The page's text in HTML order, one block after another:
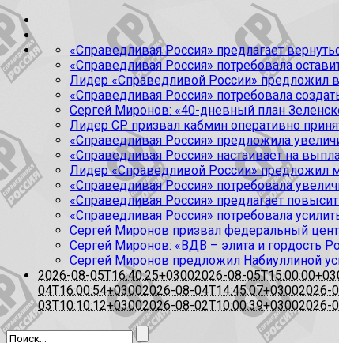
«Справедливая Россия» предлагает
«Справедливая Россия» потребовала
Лидер «Справедливой России» предложил
«Справедливая Россия» потребовала
Сергей Миронов: «40-дневный план
Лидер СР призвал кабмин оперативно
«Справедливая Россия» предложила
«Справедливая Россия» настаивает на
Лидер «Справедливой России» предложил
«Справедливая Россия» потребовала
«Справедливая Россия» предлагает
«Справедливая Россия» потребовала
Сергей Миронов призвал федеральный
Сергей Миронов: «ВДВ – элита и гордость
Сергей Миронов предложил Набиуллиной
2026-08-05T16:40:25+03002026-08-
04T16:00:54+03002026-08-04T14:45:07+03002026-
03T10:10:12+03002026-08-02T10:00:39+03002026-